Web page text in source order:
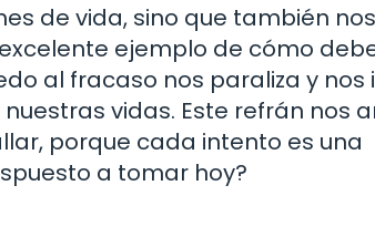
de vida, sino que también
ejemplo de cómo
al fracaso nos paraliza y nos
vidas. Este refrán nos
porque cada intento es una
a tomar hoy?